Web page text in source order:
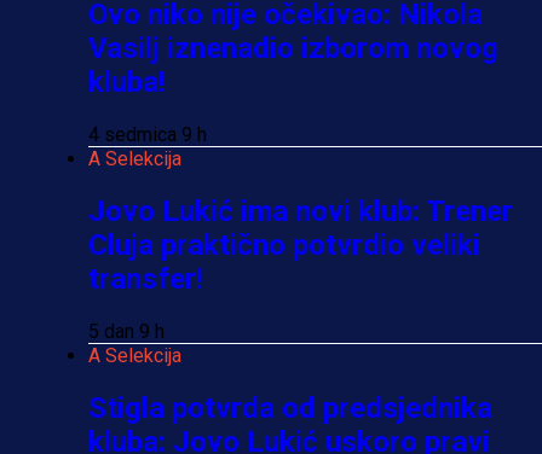
Ovo niko nije očekivao: Nikola
Vasilj iznenadio izborom novog
kluba!
4 sedmica 9 h
A Selekcija
Jovo Lukić ima novi klub: Trener
Cluja praktično potvrdio veliki
transfer!
5 dan 9 h
A Selekcija
Stigla potvrda od predsjednika
kluba: Jovo Lukić uskoro pravi